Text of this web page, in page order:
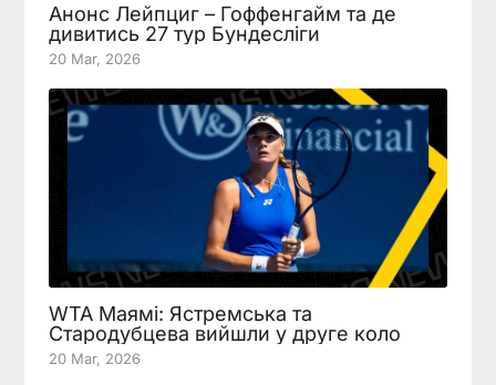
Анонс Лейпциг – Гоффенгайм та де
дивитись 27 тур Бундесліги
20 Mar, 2026
WTA Маямі: Ястремська та
Стародубцева вийшли у друге коло
20 Mar, 2026